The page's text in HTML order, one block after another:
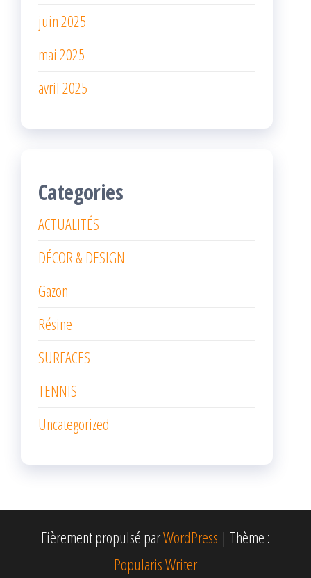
juin 2025
mai 2025
avril 2025
Categories
ACTUALITÉS
DÉCOR & DESIGN
Gazon
Résine
SURFACES
TENNIS
Uncategorized
Fièrement propulsé parWordPress | Thème :
Popularis Writer